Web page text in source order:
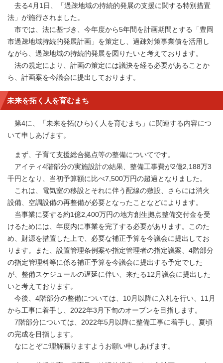
去る4月1日、「過疎地域の持続的発展の支援に関する特別措置
法」が施行されました。
市では、法に基づき、今年度から5年間を計画期間とする「豊岡
市過疎地域持続的発展計画」を策定し、過疎対策事業債を活用し
ながら、過疎地域の持続的発展を図りたいと考えております。
法の規定により、計画の策定には議決を経る必要があることか
ら、計画案を今議会に提出しております。
未来を拓く人を育むまち
第4に、「未来を拓(ひら)く人を育むまち」に関連する内容につ
いて申しあげます。
まず、子育て支援総合拠点等の整備についてです。
アイティ4階部分の実施設計の結果、整備工事費が2億2,188万3
千円となり、当初予算額に比べ7,500万円の超過となりました。
これは、電気室の移設とそれに伴う配線の敷設、さらには消火
設備、空調設備の再整備が必要となったことなどによります。
当事業に要する約1億2,400万円の地方創生拠点整備交付金を受
けるためには、年度内に事業を完了する必要があります。このた
め、財源を措置した上で、必要な補正予算を今議会に提出してお
ります。また、設置管理条例案や指定管理者の指定議案、4階部分
の指定管理料等に係る補正予算を今議会に提出する予定でした
が、整備スケジュールの遅延に伴い、来たる12月議会に提出した
いと考えております。
今後、4階部分の整備については、10月以降に入札を行い、11月
から工事に着手し、2022年3月下旬のオープンを目指します。
7階部分については、2022年5月以降に整備工事に着手し、夏頃
の完成を目指します。
なにとぞご理解賜りますようお願い申しあげます。